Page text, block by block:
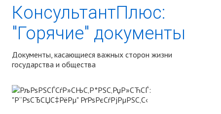
КонсультантПлюс:
"Горячие" документы
Документы, касающиеся важных сторон жизни
государства и общества